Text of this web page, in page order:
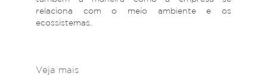
relaciona com o meio ambiente e os
ecossistemas.
Veja mais